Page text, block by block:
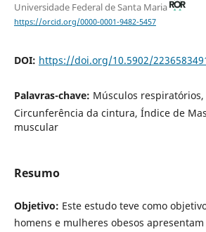
Universidade Federal de Santa Maria
https://orcid.org/0000-0001-9482-5457
DOI: https://doi.org/10.5902/
Palavras-chave: Músculos
Circunferência da cintura, Índice de
muscular
Resumo
Objetivo: Este estudo teve como
homens e mulheres obesos apresentam